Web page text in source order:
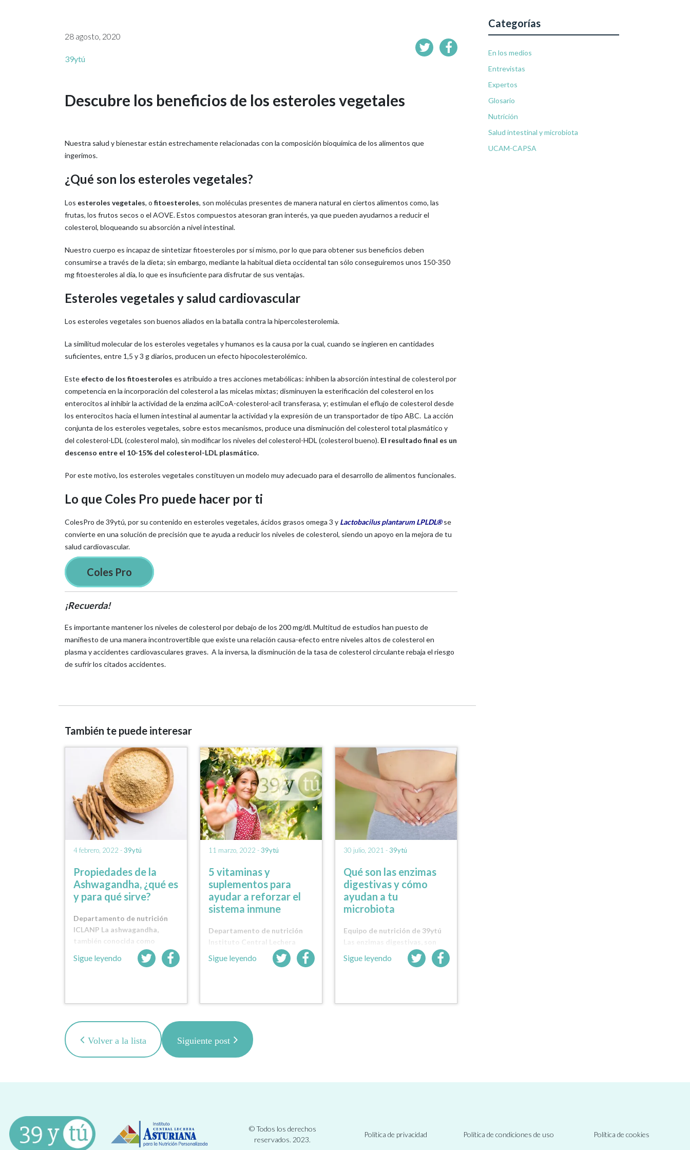
28 agosto, 2020
39ytú
Descubre los beneficios de los esteroles vegetales
Nuestra salud y bienestar están estrechamente relacionadas con la composición bioquímica de los alimentos que
ingerimos.
¿Qué son los esteroles vegetales?
Los esteroles vegetales, o fitoesteroles, son moléculas presentes de manera natural en ciertos alimentos como, las
frutas, los frutos secos o el AOVE. Estos compuestos atesoran gran interés, ya que pueden ayudarnos a reducir el
colesterol, bloqueando su absorción a nivel intestinal.
Nuestro cuerpo es incapaz de sintetizar fitoesteroles por sí mismo, por lo que para obtener sus beneficios deben
consumirse a través de la dieta; sin embargo, mediante la habitual dieta occidental tan sólo conseguiremos unos 150-350
mg fitoesteroles al día, lo que es insuficiente para disfrutar de sus ventajas.
Esteroles vegetales y salud cardiovascular
Los esteroles vegetales son buenos aliados en la batalla contra la hipercolesterolemia.
La similitud molecular de los esteroles vegetales y humanos es la causa por la cual, cuando se ingieren en cantidades
suficientes, entre 1,5 y 3 g diarios, producen un efecto hipocolesterolémico.
Este efecto de los fitoesteroles es atribuido a tres acciones metabólicas: inhiben la absorción intestinal de colesterol por
competencia en la incorporación del colesterol a las micelas mixtas; disminuyen la esterificación del colesterol en los
enterocitos al inhibir la actividad de la enzima acilCoA-colesterol-acil transferasa, y; estimulan el eflujo de colesterol desde
los enterocitos hacia el lumen intestinal al aumentar la actividad y la expresión de un transportador de tipo ABC. La acción
conjunta de los esteroles vegetales, sobre estos mecanismos, produce una disminución del colesterol total plasmático y
del colesterol-LDL (colesterol malo), sin modificar los niveles del colesterol-HDL (colesterol bueno). El resultado final es un
descenso entre el 10-15% del colesterol-LDL plasmático.
Por este motivo, los esteroles vegetales constituyen un modelo muy adecuado para el desarrollo de alimentos funcionales.
Lo que Coles Pro puede hacer por ti
ColesPro de 39ytú, por su contenido en esteroles vegetales, ácidos grasos omega 3 y Lactobacilus plantarum LPLDL®se
convierte en una solución de precisión que te ayuda a reducir los niveles de colesterol, siendo un apoyo en la mejora de tu
salud cardiovascular.
Coles Pro
¡Recuerda!
Es importante mantener los niveles de colesterol por debajo de los 200 mg/dl. Multitud de estudios han puesto de
manifiesto de una manera incontrovertible que existe una relación causa-efecto entre niveles altos de colesterol en
plasma y accidentes cardiovasculares graves. A la inversa, la disminución de la tasa de colesterol circulante rebaja el riesgo
de sufrir los citados accidentes.
También te puede interesar
4 febrero, 2022 - 39ytú
Propiedades de la
Ashwagandha, ¿qué es
y para qué sirve?
Departamento de nutrición
ICLANP La ashwagandha,
también conocida como
Sigue leyendo
11 marzo, 2022 - 39ytú
5 vitaminas y
suplementos para
ayudar a reforzar el
sistema inmune
Departamento de nutrición
Instituto Central Lechera
Sigue leyendo
30 julio, 2021 - 39ytú
Qué son las enzimas
digestivas y cómo
ayudan a tu
microbiota
Equipo de nutrición de 39ytú
Las enzimas digestivas, son
Sigue leyendo
Volver a la lista Siguiente post
Categorías
En los medios
Entrevistas
Expertos
Glosario
Nutrición
Salud intestinal y microbiota
UCAM-CAPSA
© Todos los derechos
reservados. 2023.
Política de privacidad Política de condiciones de uso Política de cookies